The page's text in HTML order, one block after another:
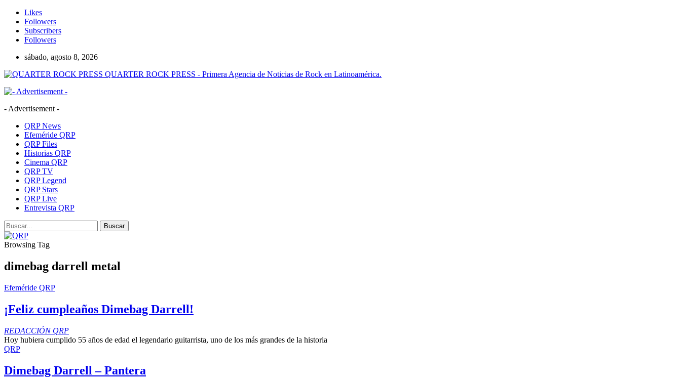
Likes
Followers
Subscribers
Followers
sábado, agosto 8, 2026
QUARTER ROCK PRESS - Primera Agencia de Noticias de Rock en Latinoamérica.
- Advertisement -
QRP News
Efeméride QRP
QRP Files
Historias QRP
Cinema QRP
QRP TV
QRP Legend
QRP Stars
QRP Live
Entrevista QRP
Browsing Tag
dimebag darrell metal
Efeméride QRP
¡Feliz cumpleaños Dimebag Darrell!
REDACCIÓN QRP
Hoy hubiera cumplido 55 años de edad el legendario guitarrista, uno de los más grandes de la historia
QRP
Dimebag Darrell – Pantera